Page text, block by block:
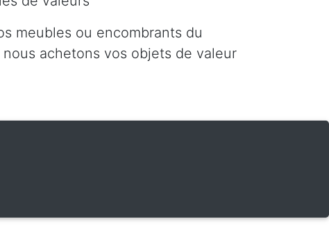
meubles ou encombrants du
achetons vos objets de valeur